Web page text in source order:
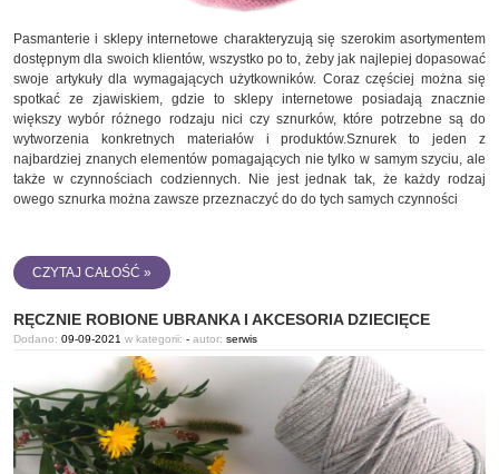
Pasmanterie i sklepy internetowe charakteryzują się szerokim asortymentem
dostępnym dla swoich klientów, wszystko po to, żeby jak najlepiej dopasować
swoje artykuły dla wymagających użytkowników. Coraz częściej można się
spotkać ze zjawiskiem, gdzie to sklepy internetowe posiadają znacznie
większy wybór różnego rodzaju nici czy sznurków, które potrzebne są do
wytworzenia konkretnych materiałów i produktów.Sznurek to jeden z
najbardziej znanych elementów pomagających nie tylko w samym szyciu, ale
także w czynnościach codziennych. Nie jest jednak tak, że każdy rodzaj
owego sznurka można zawsze przeznaczyć do do tych samych czynności
CZYTAJ CAŁOŚĆ »
RĘCZNIE ROBIONE UBRANKA I AKCESORIA DZIECIĘCE
Dodano: 09-09-2021 w kategorii: - autor: serwis